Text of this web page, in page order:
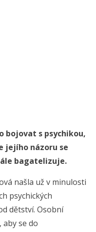
bojovat s psychikou,
jejího názoru se
bagatelizuje.
našla už v minulosti
psychických
dětství. Osobní
se do